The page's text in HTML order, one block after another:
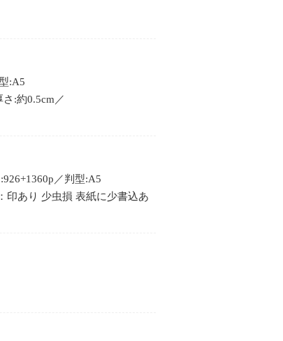
:A5
:約0.5cm／
／判型:A5
印あり 少虫損 表紙に少書込あ